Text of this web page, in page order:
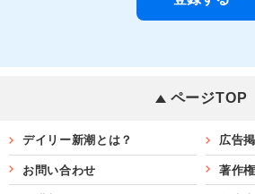
ページTOP
デイリー新潮とは？ 広告
お問い合わせ 著作